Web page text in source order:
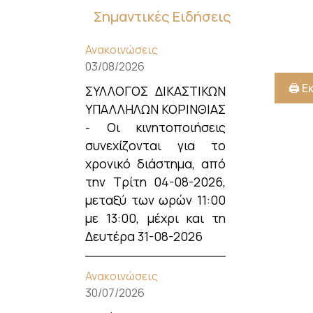
Σημαντικές Ειδήσεις
Ανακοινώσεις
03/08/2026
ΣΥΛΛΟΓΟΣ ΔΙΚΑΣΤΙΚΩΝ
ΥΠΑΛΛΗΛΩΝ ΚΟΡΙΝΘΙΑΣ
- Οι κινητοποιήσεις
συνεχίζονται για το
χρονικό διάστημα, από
την Τρίτη 04-08-2026,
μεταξύ των ωρών 11:00
με 13:00, μέχρι και τη
Δευτέρα 31-08-2026
Ανακοινώσεις
30/07/2026
🖨️